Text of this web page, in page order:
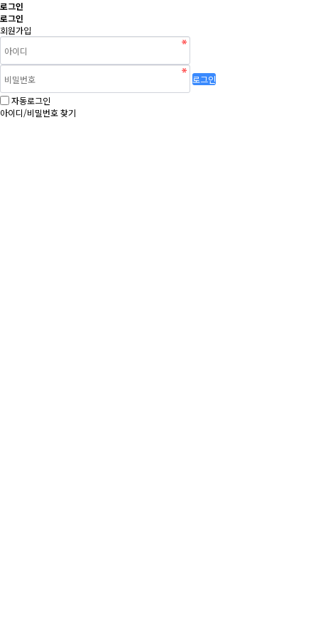
로그인
로그인
회원가입
로그인
자동로그인
아이디/비밀번호 찾기